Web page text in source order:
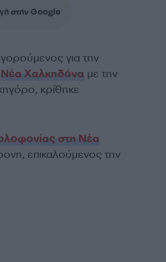
στην Google
για την
Νέα Χαλκηδόναμε την
κρίθηκε
στη Νέα
επικαλούμενος την